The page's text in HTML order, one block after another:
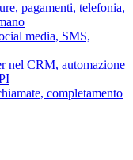
pagamenti, telefonia,
media, SMS,
nel CRM, automazione
completamento